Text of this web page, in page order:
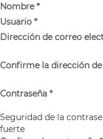
Nombre*
Usuario *
Dirección de correo
Confirme la dirección
Contraseña *
Seguridad de la
fuerte